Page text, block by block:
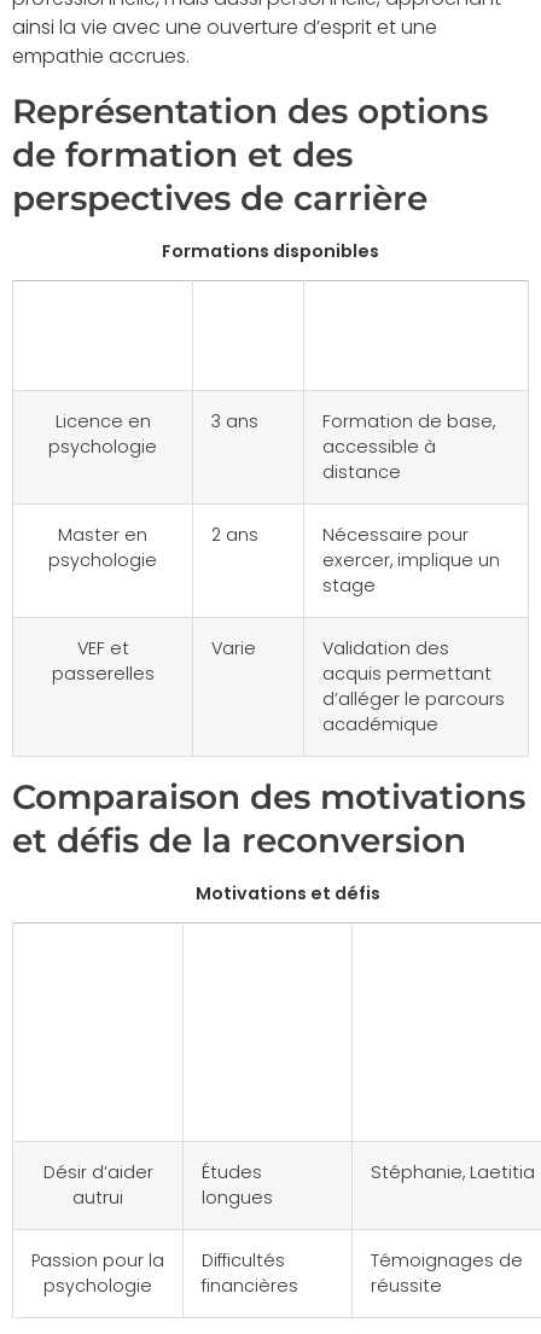
ainsi la vie avec une ouverture d’esprit et une
empathie accrues.
Représentation des options
de formation et des
perspectives de carrière
Formations disponibles
Licence en
psychologie
3 ans
Formation de base,
accessible à
distance
Master en
psychologie
2 ans
Nécessaire pour
exercer, implique un
stage
VEF et
passerelles
Varie
Validation des
acquis permettant
d’alléger le parcours
académique
Comparaison des motivations
et défis de la reconversion
Motivations et défis
Désir d’aider
autrui
Études
longues
Stéphanie, Laetitia
Passion pour la
psychologie
Difficultés
financières
Témoignages de
réussite